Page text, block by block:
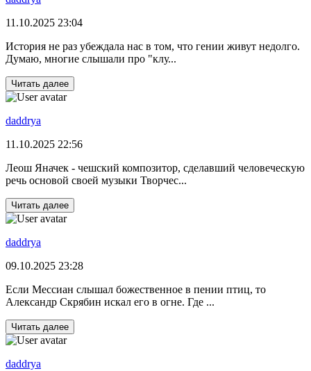
11.10.2025 23:04
История не раз убеждала нас в том, что гении живут недолго.
Думаю, многие слышали про "клу...
Читать далее
daddrya
11.10.2025 22:56
Леош Яначек - чешский композитор, сделавший человеческую
речь основой своей музыки Творчес...
Читать далее
daddrya
09.10.2025 23:28
Если Мессиан слышал божественное в пении птиц, то
Александр Скрябин искал его в огне. Где ...
Читать далее
daddrya